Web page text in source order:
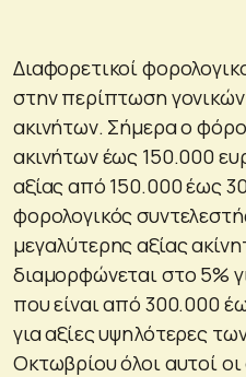
Διαφορετικοί
στην περίπτωση
ακινήτων. Σήμερα ο
ακινήτων έως 150.000
αξίας από 150.000 έως
φορολογικός
μεγαλύτερης αξίας
διαμορφώνεται στο 5%
που είναι από 300.000
για αξίες υψηλότερες
Οκτωβρίου όλοι αυτοί